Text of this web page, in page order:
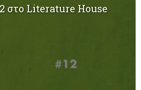
στο Literature House